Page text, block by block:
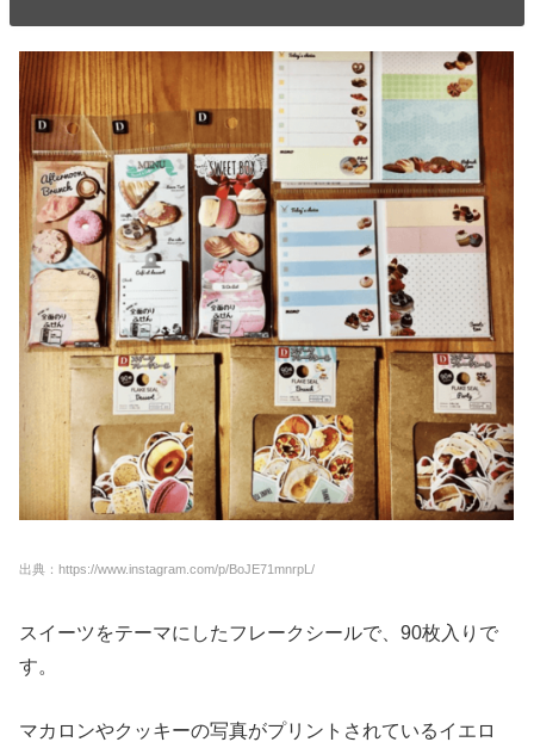
出典：https://www.instagram.com/p/BoJE71mnrpL/
スイーツをテーマにしたフレークシールで、90枚入りで
す。
マカロンやクッキーの写真がプリントされているイエロ